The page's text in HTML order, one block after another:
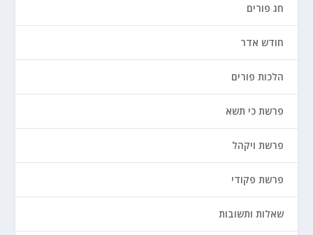
חג פורים
חודש אדר
הלכות פורים
פרשת כי תשא
פרשת ויקהל
פרשת פקודי
שאלות ותשובות